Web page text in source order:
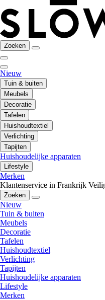
Zoeken
Nieuw
Tuin & buiten
Meubels
Decoratie
Tafelen
Huishoudtextiel
Verlichting
Tapijten
Huishoudelijke apparaten
Lifestyle
Merken
Klantenservice in Frankrijk
Zoeken
Nieuw
Tuin & buiten
Meubels
Decoratie
Tafelen
Huishoudtextiel
Verlichting
Tapijten
Huishoudelijke apparaten
Lifestyle
Merken